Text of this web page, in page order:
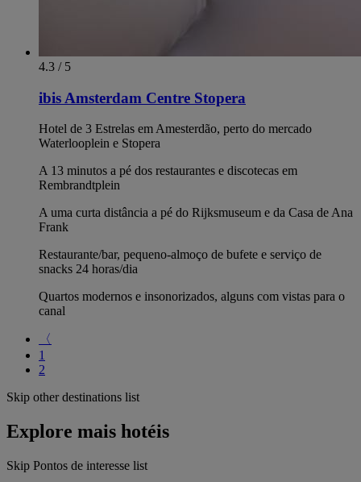
4.3 / 5
ibis Amsterdam Centre Stopera
Hotel de 3 Estrelas em Amesterdão, perto do mercado
Waterlooplein e Stopera
A 13 minutos a pé dos restaurantes e discotecas em
Rembrandtplein
A uma curta distância a pé do Rijksmuseum e da Casa de Ana
Frank
Restaurante/bar, pequeno-almoço de bufete e serviço de
snacks 24 horas/dia
Quartos modernos e insonorizados, alguns com vistas para o
canal
〈
1
2
Skip other destinations list
Explore mais hotéis
Skip Pontos de interesse list